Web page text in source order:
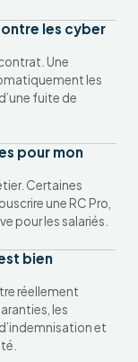
les cyber
Une
les
fuite de
pour mon
Certaines
une RC Pro,
pour les salariés.
bien
réellement
les
et